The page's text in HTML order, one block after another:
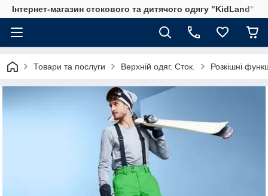
Інтернет-магазин стокового та дитячого одягу "KidLand"
Товари та послуги Верхній одяг. Сток. Розкішні